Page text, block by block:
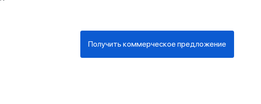
Получить коммерческое предложение